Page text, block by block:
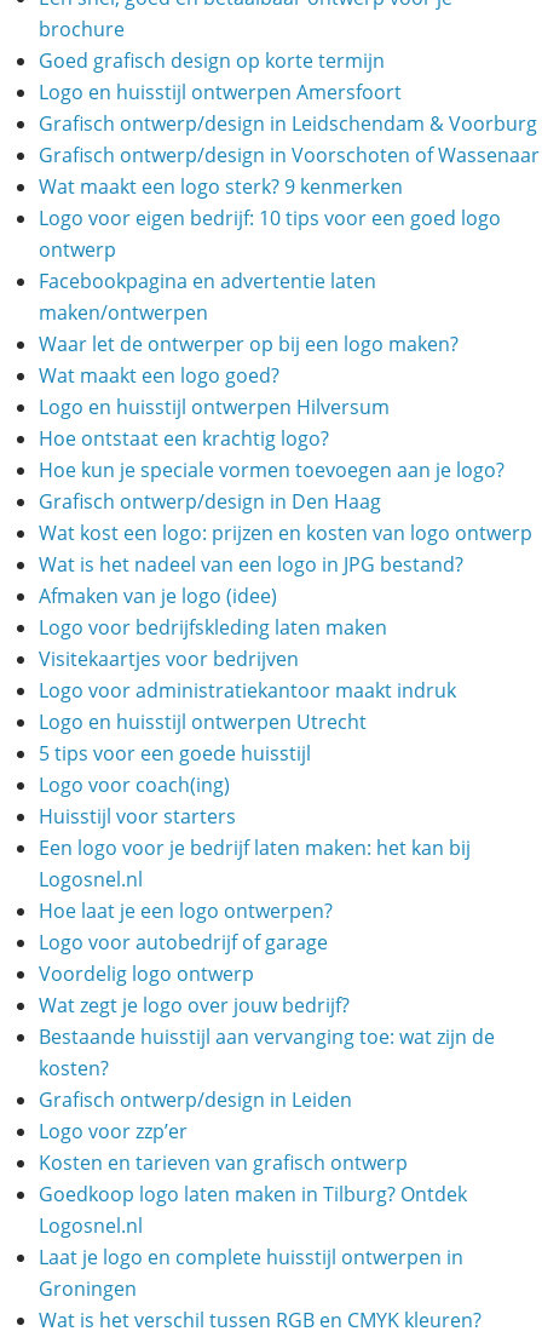
brochure
Goed grafisch design op korte termijn
Logo en huisstijl ontwerpen Amersfoort
Grafisch ontwerp/design in Leidschendam & Voorburg
Grafisch ontwerp/design in Voorschoten of Wassenaar
Wat maakt een logo sterk? 9 kenmerken
Logo voor eigen bedrijf: 10 tips voor een goed logo
ontwerp
Facebookpagina en advertentie laten
maken/ontwerpen
Waar let de ontwerper op bij een logo maken?
Wat maakt een logo goed?
Logo en huisstijl ontwerpen Hilversum
Hoe ontstaat een krachtig logo?
Hoe kun je speciale vormen toevoegen aan je logo?
Grafisch ontwerp/design in Den Haag
Wat kost een logo: prijzen en kosten van logo ontwerp
Wat is het nadeel van een logo in JPG bestand?
Afmaken van je logo (idee)
Logo voor bedrijfskleding laten maken
Visitekaartjes voor bedrijven
Logo voor administratiekantoor maakt indruk
Logo en huisstijl ontwerpen Utrecht
5 tips voor een goede huisstijl
Logo voor coach(ing)
Huisstijl voor starters
Een logo voor je bedrijf laten maken: het kan bij
Logosnel.nl
Hoe laat je een logo ontwerpen?
Logo voor autobedrijf of garage
Voordelig logo ontwerp
Wat zegt je logo over jouw bedrijf?
Bestaande huisstijl aan vervanging toe: wat zijn de
kosten?
Grafisch ontwerp/design in Leiden
Logo voor zzp’er
Kosten en tarieven van grafisch ontwerp
Goedkoop logo laten maken in Tilburg? Ontdek
Logosnel.nl
Laat je logo en complete huisstijl ontwerpen in
Groningen
Wat is het verschil tussen RGB en CMYK kleuren?